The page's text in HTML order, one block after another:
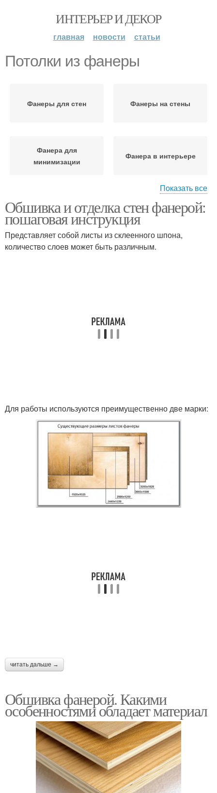
ИНТЕРЬЕР И ДЕКОР
главная новости статьи
Потолки из фанеры
Фанеры для стен Фанеры на стены
Фанера для
минимизации
Фанера в интерьере
Фанеры для отделки Плиты для потолка
Показать все
Обшивка и отделка стен фанерой:
пошаговая инструкция
Представляет собой листы из склеенного шпона,
количество слоев может быть различным.
Для работы используются преимущественно две марки:
читать дальше →
Обшивка фанерой. Какими
особенностями обладает материал